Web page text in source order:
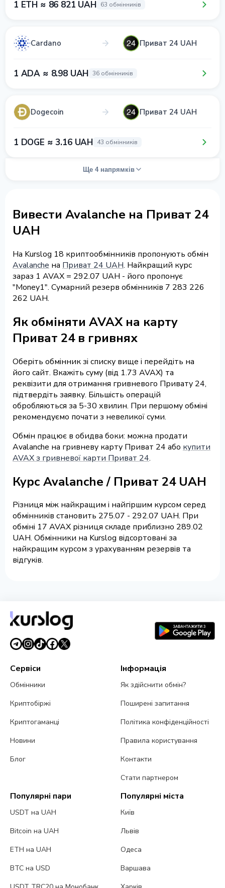
1 ETH ≈ 86 821 UAH 63 обмінників
Cardano Приват 24 UAH
1 ADA ≈ 8.98 UAH 36 обмінників
Dogecoin Приват 24 UAH
1 DOGE ≈ 3.16 UAH 43 обмінників
Ще 4 напрямків
Вивести Avalanche на Приват 24
UAH
На Kurslog 18 криптообмінників пропонують обмін
Avalanche на Приват 24 UAH. Найкращий курс
зараз 1 AVAX = 292.07 UAH - його пропонує
"Money1". Сумарний резерв обмінників 7 283 226
262 UAH.
Як обміняти AVAX на карту
Приват 24 в гривнях
Оберіть обмінник зі списку вище і перейдіть на
його сайт. Вкажіть суму (від 1.73 AVAX) та
реквізити для отримання гривневого Привату 24,
підтвердіть заявку. Більшість операцій
обробляються за 5-30 хвилин. При першому обміні
рекомендуємо почати з невеликої суми.
Обмін працює в обидва боки: можна продати
Avalanche на гривневу карту Приват 24 або купити
AVAX з гривневої карти Приват 24.
Курс Avalanche / Приват 24 UAH
Різниця між найкращим і найгіршим курсом серед
обмінників становить 275.07 - 292.07 UAH. При
обміні 17 AVAX різниця складе приблизно 289.02
UAH. Обмінники на Kurslog відсортовані за
найкращим курсом з урахуванням резервів та
відгуків.
Сервіси
Обмінники
Криптобіржі
Криптогаманці
Новини
Блог
Інформація
Як здійснити обмін?
Поширені запитання
Політика конфіденційності
Правила користування
Контакти
Стати партнером
Популярні пари
USDT на UAH
Bitcoin на UAH
ETH на UAH
BTC на USD
Популярні міста
Київ
Львів
Одеса
Варшава